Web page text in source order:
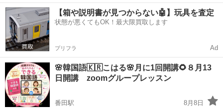
韓国語を、基礎を固めながら会話表現を中心として学んでいきます。
全くの初心者対象からある程度の期間勉強した経験者対象までいろい
ろなクラスがありま...
神奈川 大和市 大和駅 韓国語 クラス
【箱や説明書が見つからない🤖】玩具を査定
状態が悪くてもOK！最大限買取します
プリフラ Ad
🌸韓国語🇰🇷こはる🌸月に1回開講🌻８月13
日開講 zoomグループレッスン
番田駅
8月8日